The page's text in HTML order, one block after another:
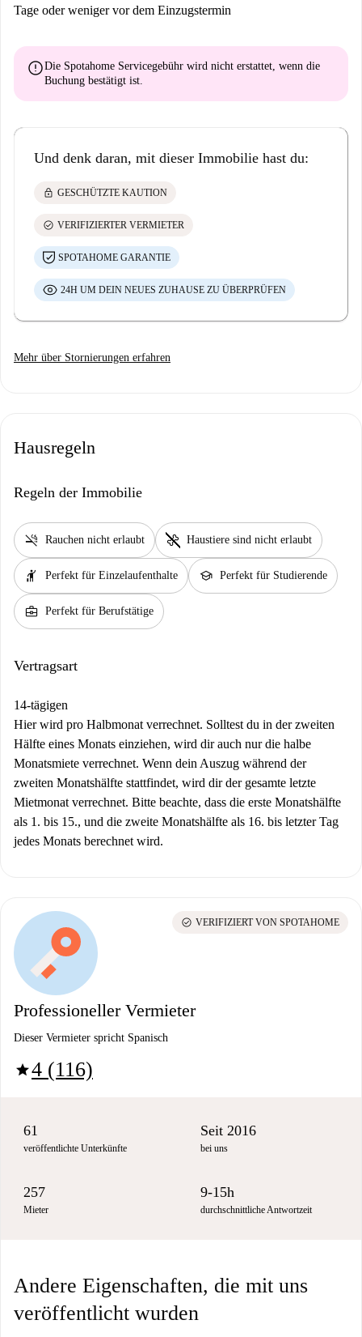
Tage oder weniger vor dem Einzugstermin
errorDie Spotahome Servicegebühr wird nicht erstattet , wenn die
Buchung bestätigt ist.
Und denk daran, mit dieser Immobilie hast du:
lock GESCHÜTZTE KAUTION
check_circle VERIFIZIERTER VERMIETER
SPOTAHOME GARANTIE
24H UM DEIN NEUES ZUHAUSE ZU ÜBERPRÜFEN
Mehr über Stornierungen erfahren
Hausregeln
Regeln der Immobilie
smoke_free Rauchen nicht erlaubt pet_supplies Haustiere sind nicht erlaubt
hail Perfekt für Einzelaufenthalte school Perfekt für Studierende
business_center Perfekt für Berufstätige
Vertragsart
14-tägigen
Hier wird pro Halbmonat verrechnet. Solltest du in der zweiten
Hälfte eines Monats einziehen, wird dir auch nur die halbe
Monatsmiete verrechnet. Wenn dein Auszug während der
zweiten Monatshälfte stattfindet, wird dir der gesamte letzte
Mietmonat verrechnet. Bitte beachte, dass die erste Monatshälfte
als 1. bis 15., und die zweite Monatshälfte als 16. bis letzter Tag
jedes Monats berechnet wird.
Professioneller Vermieter
Dieser Vermieter spricht Spanisch
star4 (116)
check_circle VERIFIZIERT VON SPOTAHOME
61
veröffentlichte Unterkünfte
Seit 2016
bei uns
257
Mieter
9-15h
durchschnittliche Antwortzeit
Andere Eigenschaften, die mit uns
veröffentlicht wurden